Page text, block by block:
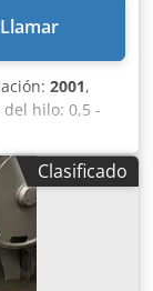
Llamar
2001,
del hilo: 0,5 -
la bobina:
1250 mm
Altura de la
Clasificado